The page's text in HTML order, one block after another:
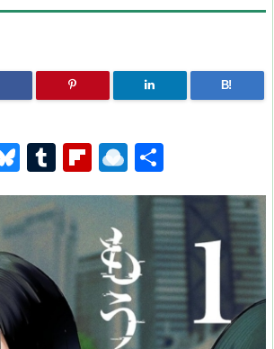
B!
Bl
u
e
s
k
y
T
u
m
bl
Fl
ip
b
o
ar
d
R
ai
n
dr
o
p.
io
有